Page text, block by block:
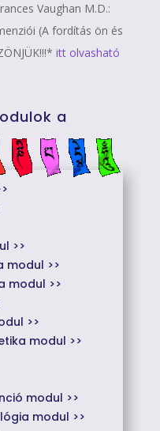
Vaughan M.D.:
(A fordítás ön és
itt olvasható
a
>>
modul >>
modul >>
>>
modul >>
modul >>
modul >>